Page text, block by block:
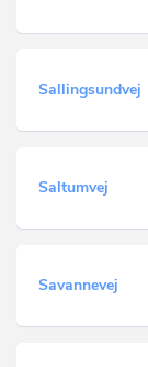
Sallingsundvej
Saltumvej
Savannevej